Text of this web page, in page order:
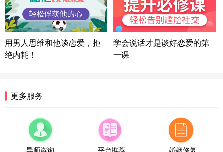
微信用户 困困魚? 通过此页面咨询，已获得专属情感
方案
陕西-西安 139****6283
3分钟前
情感方案
浙江-宁波 150****8921
福建-厦门 159****4462
53分钟前
微信用户 凌乱小羊 通过此页面咨询，已获得专属情
用男人思维和他谈恋爱，拒
绝内耗！
学会说话才是谈好恋爱的第
一课
更多服务
导师咨询 平台推荐 婚姻修复